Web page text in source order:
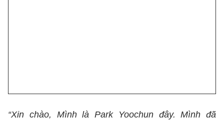
“Xin chào, Mình là Park Yoochun đây. Mình đã